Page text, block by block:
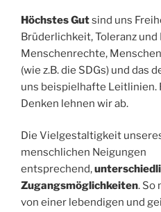
Höchstes Gutsind uns
Brüderlichkeit, Toleranz und
Menschenrechte,
(wie z.B. die SDGs) und das
uns beispielhafte Leitlinien.
Denken lehnen wir ab.
Die Vielgestaltigkeit
menschlichen Neigungen
entsprechend,
Zugangsmöglichkeiten. So
von einer lebendigen und